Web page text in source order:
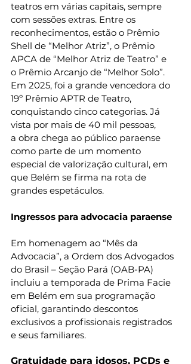
teatros em várias capitais, sempre
com sessões extras. Entre os
reconhecimentos, estão o Prêmio
Shell de “Melhor Atriz”, o Prêmio
APCA de “Melhor Atriz de Teatro” e
o Prêmio Arcanjo de “Melhor Solo”.
Em 2025, foi a grande vencedora do
19º Prêmio APTR de Teatro,
conquistando cinco categorias. Já
vista por mais de 40 mil pessoas,
a obra chega ao público paraense
como parte de um momento
especial de valorização cultural, em
que Belém se firma na rota de
grandes espetáculos.
Ingressos para advocacia paraense
Em homenagem ao “Mês da
Advocacia”, a Ordem dos Advogados
do Brasil – Seção Pará (OAB-PA)
incluiu a temporada de Prima Facie
em Belém em sua programação
oficial, garantindo descontos
exclusivos a profissionais registrados
e seus familiares.
Gratuidade para idosos, PCDs e